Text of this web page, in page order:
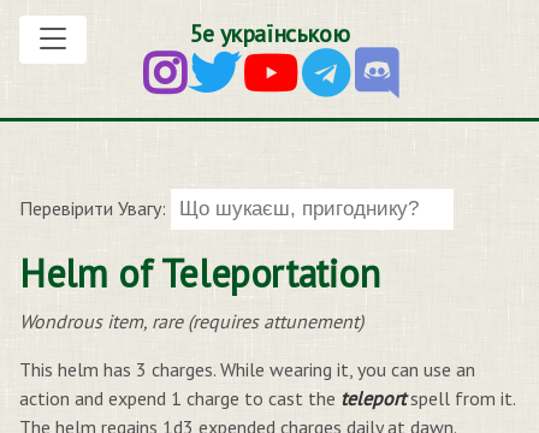
5е українською
Перевірити Увагу:
Helm of Teleportation
Wondrous item, rare (requires attunement)
This helm has 3 charges. While wearing it, you can use an
action and expend 1 charge to cast the teleportspell from it.
The helm regains 1d3 expended charges daily at dawn.